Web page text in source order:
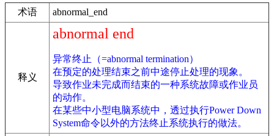
术语 abnormal_end
释义
abnormal end
异常终止（=abnormal termination）
在预定的处理结束之前中途停止处理的现象。
导致作业未完成而结束的一种系统故障或作业员
的动作。
在某些中小型电脑系统中，透过执行Power Down
System命令以外的方法终止系统执行的做法。